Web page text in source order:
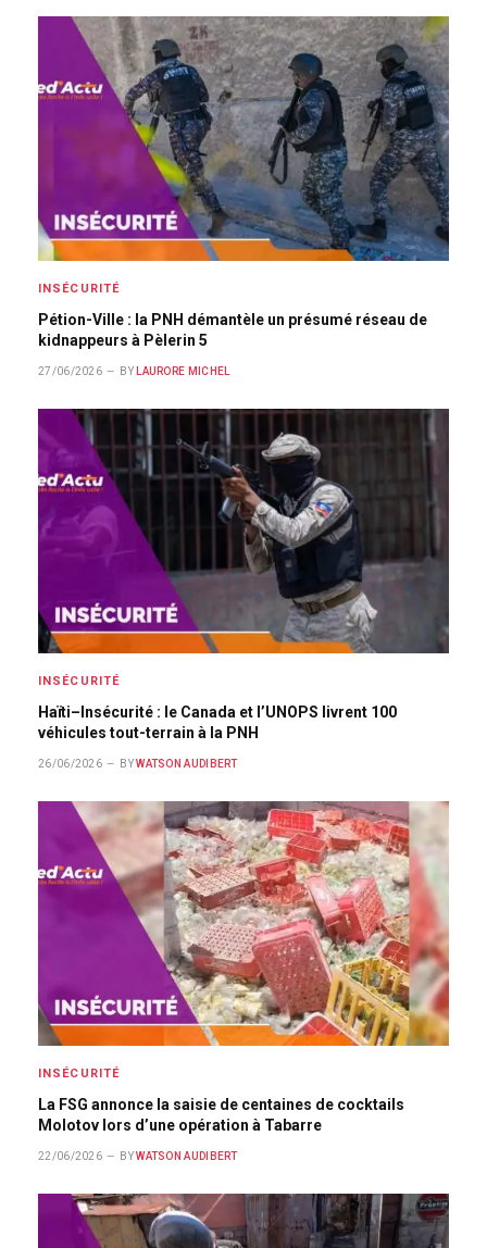
INSÉCURITÉ
Pétion-Ville : la PNH démantèle un présumé réseau de
kidnappeurs à Pèlerin 5
27/06/2026 BY LAURORE MICHEL
INSÉCURITÉ
Haïti–Insécurité : le Canada et l’UNOPS livrent 100
véhicules tout-terrain à la PNH
26/06/2026 BY WATSON AUDIBERT
INSÉCURITÉ
La FSG annonce la saisie de centaines de cocktails
Molotov lors d’une opération à Tabarre
22/06/2026 BY WATSON AUDIBERT